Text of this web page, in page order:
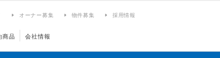
オーナー募集 物件募集 採用情報
商品 会社情報